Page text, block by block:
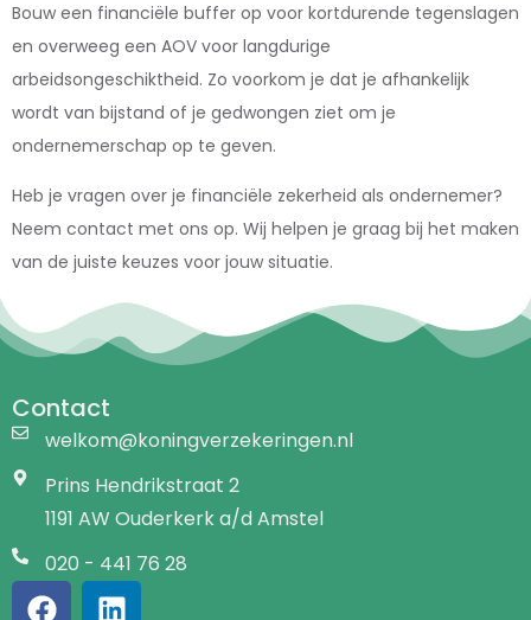
Bouw een financiële buffer op voor kortdurende tegenslagen
en overweeg een AOV voor langdurige
arbeidsongeschiktheid. Zo voorkom je dat je afhankelijk
wordt van bijstand of je gedwongen ziet om je
ondernemerschap op te geven.
Heb je vragen over je financiële zekerheid als ondernemer?
Neem contact met ons op. Wij helpen je graag bij het maken
van de juiste keuzes voor jouw situatie.
Contact
welkom@koningverzekeringen.nl
Prins Hendrikstraat 2
1191 AW Ouderkerk a/d Amstel
020 - 441 76 28